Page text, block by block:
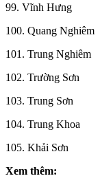
99. Vĩnh Hưng
100. Quang Nghiêm
101. Trung Nghiêm
102. Trường Sơn
103. Trung Sơn
104. Trung Khoa
105. Khải Sơn
Xem thêm: